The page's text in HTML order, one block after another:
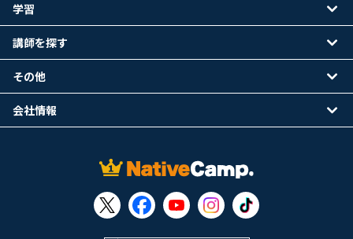
学習
講師を探す
その他
会社情報